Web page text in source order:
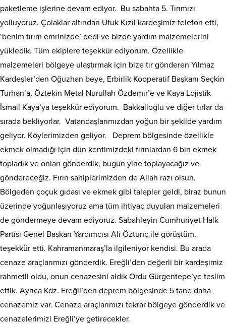
paketleme işlerine devam ediyor. Bu sabahta 5. Tırımızı
yolluyoruz. Çolaklar altından Ufuk Kızıl kardeşimiz telefon etti,
‘benim tırım emrinizde’ dedi ve bizde yardım malzemelerini
yükledik. Tüm ekiplere teşekkür ediyorum. Özellikle
malzemeleri bölgeye ulaştırmak için bize tır gönderen Yılmaz
Kardeşler’den Oğuzhan beye, Erbirlik Kooperatif Başkanı Seçkin
Turhan’a, Öztekin Metal Nurullah Özdemir’e ve Kaya Lojistik
İsmail Kaya’ya teşekkür ediyorum. Bakkalloğlu ve diğer tırlar da
sırada bekliyorlar. Vatandaşlarımızdan yoğun bir şekilde yardım
geliyor. Köylerimizden geliyor. Deprem bölgesinde özellikle
ekmek olmadığı için dün kentimizdeki fırınlardan 6 bin ekmek
topladık ve onları gönderdik, bugün yine toplayacağız ve
göndereceğiz. Fırın sahiplerimizden de Allah razı olsun.
Bölgeden çoçuk gıdası ve ekmek gibi talepler geldi, biraz bunun
üzerinde yoğunlaşıyoruz ama tüm ihtiyaç duyulan malzemeleri
de göndermeye devam ediyoruz. Sabahleyin Cumhuriyet Halk
Partisi Genel Başkan Yardımcısı Ali Öztunç ile görüştüm,
teşekkür etti. Kahramanmaraş’la ilgileniyor kendisi. Bu arada
cenaze araçlarımızı gönderdik. Ereğli’den değerli bir kardeşimiz
rahmetli oldu, onun cenazesini aldık Ordu Gürgentepe’ye teslim
ettik. Ayrıca Kdz. Ereğli’den deprem bölgesinde 5 tane daha
cenazemiz var. Cenaze araçlarımızı tekrar bölgeye gönderdik ve
cenazelerimizi Ereğli’ye getirecekler.